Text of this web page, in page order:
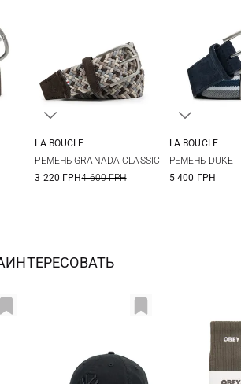
LA BOUCLE
РЕМЕНЬ GRANADA CLASSIC
3 220 ГРН4 600 ГРН
LA BOUCLE
РЕМЕНЬ DUKE
5 400 ГРН